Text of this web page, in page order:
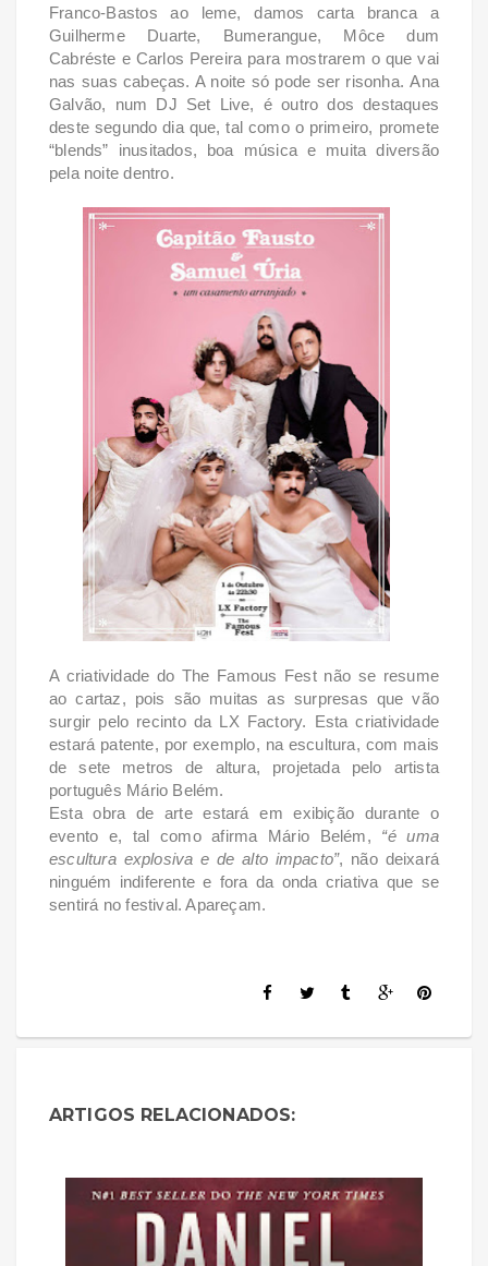
Franco-Bastos ao leme, damos carta branca a
Guilherme Duarte, Bumerangue, Môce dum
Cabréste e Carlos Pereira para mostrarem o que vai
nas suas cabeças. A noite só pode ser risonha.Ana
Galvão, num DJ Set Live, é outro dos destaques
deste segundo dia que, tal como o primeiro, promete
“blends” inusitados, boa música e muita diversão
pela noite dentro.
A criatividade do The Famous Fest não se resume
ao cartaz, pois são muitas as surpresas que vão
surgir pelo recinto da LX Factory. Esta criatividade
estará patente, por exemplo, na escultura, com mais
de sete metros de altura, projetada pelo artista
português Mário Belém.
Esta obra de arte estará em exibição durante o
evento e, tal como afirma Mário Belém, “é uma
escultura explosiva e de alto impacto”, não deixará
ninguém indiferente e fora da onda criativa que se
sentirá no festival. Apareçam.
ARTIGOS RELACIONADOS: